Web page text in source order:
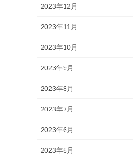
2023年12月
2023年11月
2023年10月
2023年9月
2023年8月
2023年7月
2023年6月
2023年5月